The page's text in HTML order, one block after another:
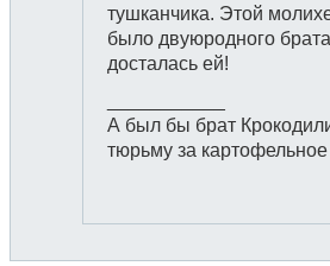
тушканчика. Этой
было двуюродного
досталась ей!
А был бы брат
тюрьму за